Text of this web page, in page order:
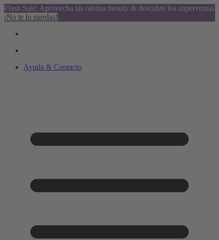
Flash Sale: Aprovecha las ofertas beauty & descubre los superventas
¡No te lo pierdas!
Ayuda & Contacto